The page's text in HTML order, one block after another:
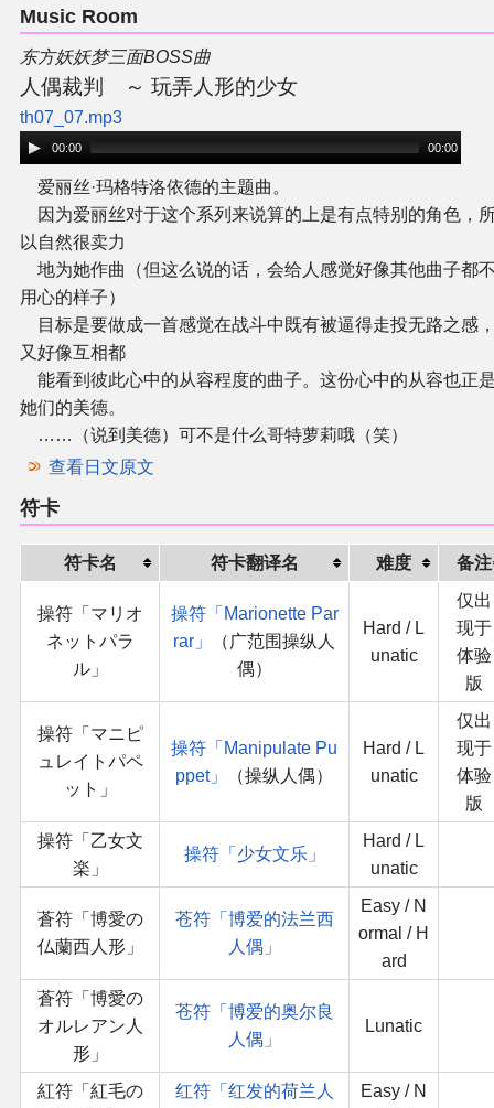
Music Room
东方妖妖梦三面BOSS曲
人偶裁判 ～ 玩弄人形的少女
th07_07.mp3
00:00 00:00
爱丽丝·玛格特洛依德的主题曲。
因为爱丽丝对于这个系列来说算的上是有点特别的角色，
以自然很卖力
地为她作曲（但这么说的话，会给人感觉好像其他曲子都
用心的样子）
目标是要做成一首感觉在战斗中既有被逼得走投无路之感
又好像互相都
能看到彼此心中的从容程度的曲子。这份心中的从容也正
她们的美德。
……（说到美德）可不是什么哥特萝莉哦（笑）
查看日文原文
符卡
符卡名 符卡翻译名 难度 备注
操符「マリオ
ネットパラ
ル」
操符「Marionette Par
rar」
（广范围操纵人
偶）
Hard / L
unatic
仅出
现于
体验
版
操符「マニピ
ュレイトパペ
ット」
操符「Manipulate Pu
ppet」
（操纵人偶）
Hard / L
unatic
仅出
现于
体验
版
操符「乙女文
楽」
操符「少女文乐」
Hard / L
unatic
蒼符「博愛の
仏蘭西人形」
苍符「博爱的法兰西
人偶」
Easy / N
ormal / H
ard
蒼符「博愛の
オルレアン人
形」
苍符「博爱的奥尔良
人偶」
Lunatic
紅符「紅毛の
红符「红发的荷兰人
Easy / N